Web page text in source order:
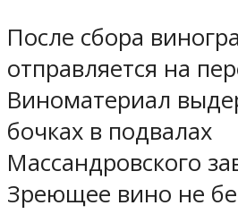
После сбора
отправляется на
Виноматериал
бочках в подвалах
Массандровского
Зреющее вино не